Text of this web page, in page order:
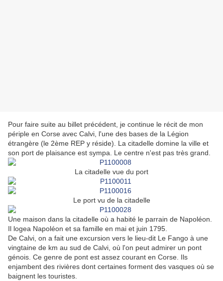
Pour faire suite au billet précédent, je continue le récit de mon
périple en Corse avec Calvi, l'une des bases de la Légion
étrangère (le 2ème REP y réside). La citadelle domine la ville et
son port de plaisance est sympa. Le centre n'est pas très grand.
La citadelle vue du port
Le port vu de la citadelle
Une maison dans la citadelle où a habité le parrain de Napoléon.
Il logea Napoléon et sa famille en mai et juin 1795.
De Calvi, on a fait une excursion vers le lieu-dit Le Fango à une
vingtaine de km au sud de Calvi, où l'on peut admirer un pont
génois. Ce genre de pont est assez courant en Corse. Ils
enjambent des rivières dont certaines forment des vasques où se
baignent les touristes.